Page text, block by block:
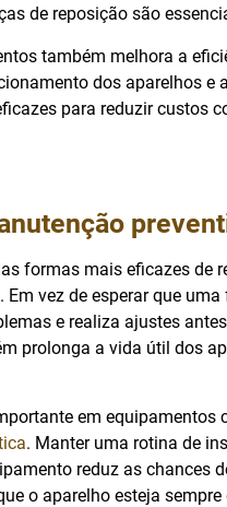
de reposição são
também melhora a
dos aparelhos e
para reduzir custos
formas mais eficazes de
vez de esperar que
e realiza ajustes
prolonga a vida útil dos
em equipamentos
. Manter uma rotina de
reduz as chances
o aparelho esteja